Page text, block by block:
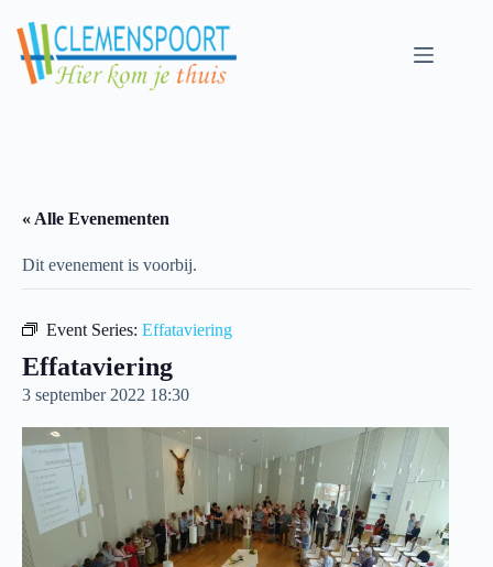
content
« Alle Evenementen
Dit evenement is voorbij.
Event Series: Effataviering
Effataviering
3 september 2022 18:30